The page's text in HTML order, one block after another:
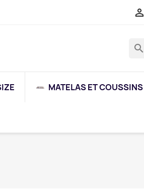

search
MATELAS ET COUSSINS